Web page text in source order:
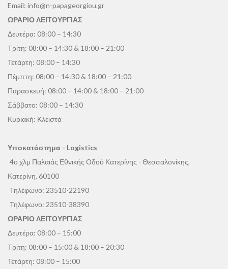
Email: info@n-papageorgiou.gr
ΩΡΑΡΙΟ ΛΕΙΤΟΥΡΓΙΑΣ
Δευτέρα: 08:00 – 14:30
Τρίτη: 08:00 – 14:30 & 18:00 – 21:00
Τετάρτη: 08:00 – 14:30
Πέμπτη: 08:00 – 14:30 & 18:00 – 21:00
Παρασκευή: 08:00 – 14:00 & 18:00 – 21:00
Σάββατο: 08:00 – 14:30
Κυριακή: Κλειστά
Υποκατάστημα - Logistics
4ο χλμ Παλαιάς Εθνικής Οδού Κατερίνης - Θεσσαλονίκης,
Κατερίνη, 60100
Τηλέφωνο: 23510-22190
Τηλέφωνο: 23510-38390
ΩΡΑΡΙΟ ΛΕΙΤΟΥΡΓΙΑΣ
Δευτέρα: 08:00 – 15:00
Τρίτη: 08:00 – 15:00 & 18:00 – 20:30
Τετάρτη: 08:00 – 15:00